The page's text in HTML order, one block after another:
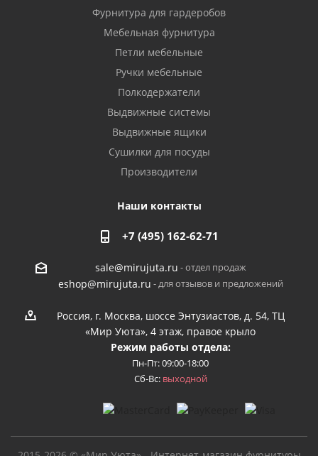
Фурнитура для гардеробов
Мебельная фурнитура
Петли мебельные
Ручки мебельные
Полкодержатели
Выдвижные системы
Выдвижные ящики
Сушилки для посуды
Производители
Наши контакты
+7 (495) 162-62-71
sale@mirujuta.ru - отдел продаж
eshop@mirujuta.ru - для отзывов и предложений
Россия, г. Москва, шоссе Энтузиастов, д. 54, ТЦ
«Мир Уюта», 4 этаж, правое крыло
Режим работы отдела:
Пн-Пт: 09:00-18:00
Сб-Вс: выходной